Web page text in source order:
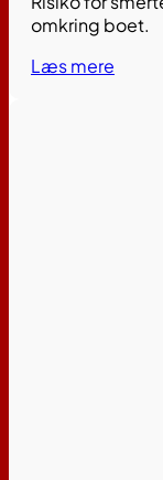
omkring boet.
Læs mere